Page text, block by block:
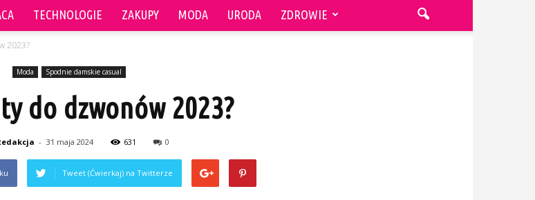
TECHNOLOGIE ZAKUPY MODA URODA ZDROWIE
2023?
Moda Spodnie damskie casual
do dzwonów 2023?
- 31 maja 2024 631 0
Tweet (Ćwierkaj) na Twitterze